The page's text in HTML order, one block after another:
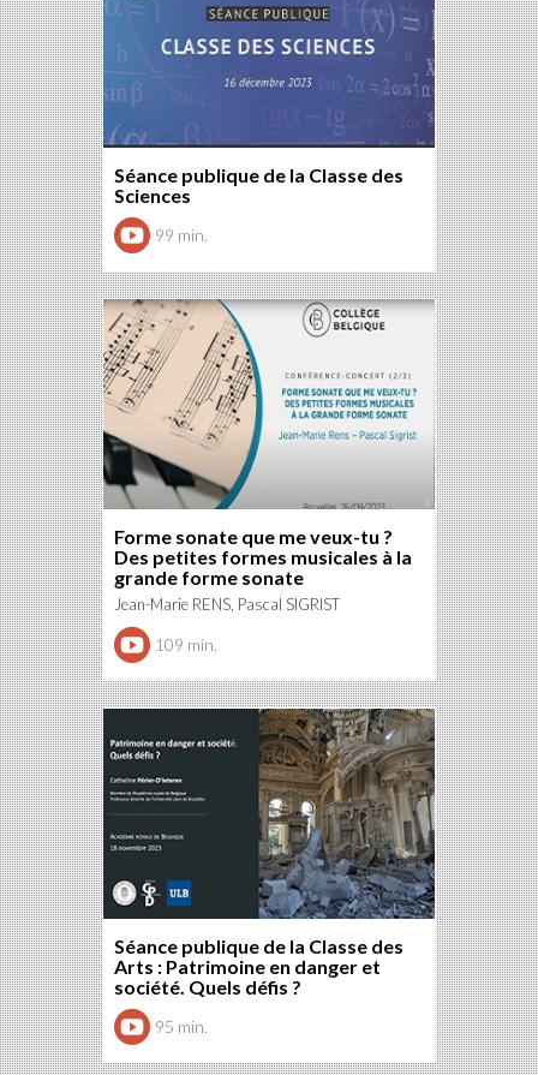
Séance publique de la Classe des
Sciences
99 min.
Forme sonate que me veux-tu ?
Des petites formes musicales à la
grande forme sonate
Jean-Marie RENS, Pascal SIGRIST
109 min.
Séance publique de la Classe des
Arts : Patrimoine en danger et
société. Quels défis ?
95 min.